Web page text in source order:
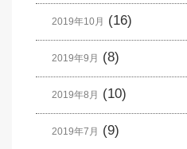
2019年10月 (16)
2019年9月 (8)
2019年8月 (10)
2019年7月 (9)